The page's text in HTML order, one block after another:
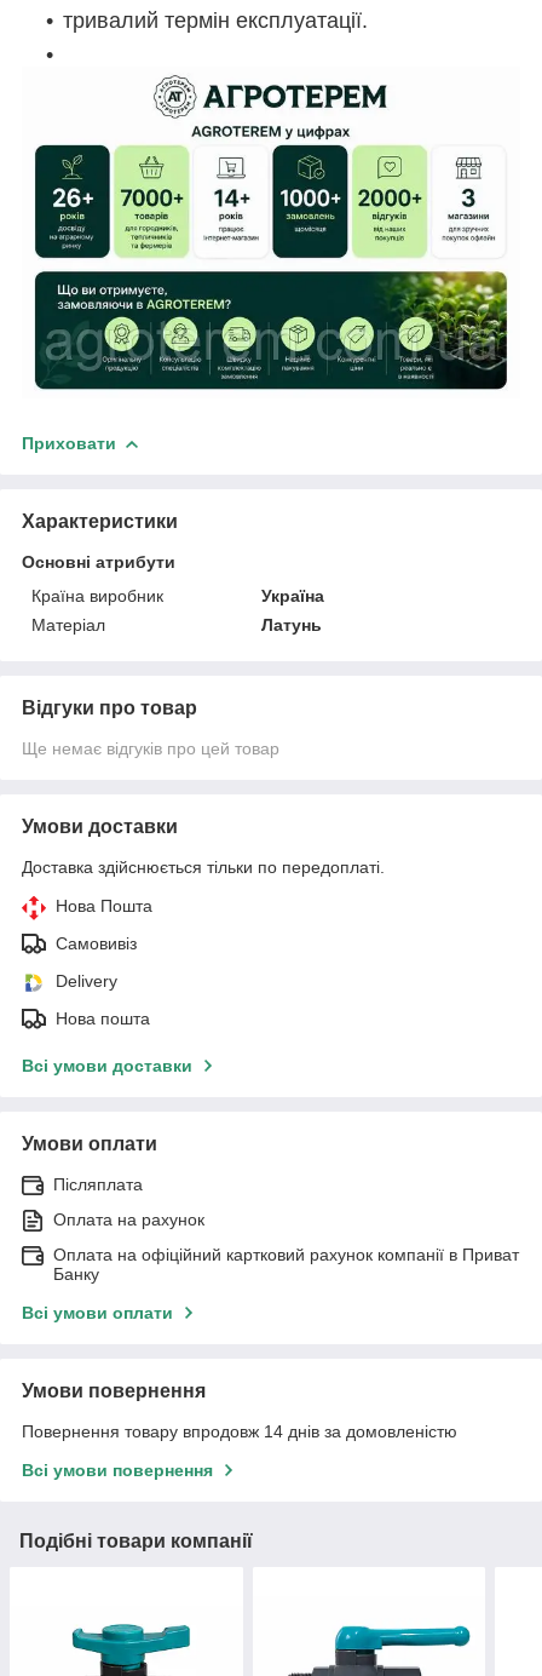
тривалий термін експлуатації.
Приховати
Характеристики
Основні атрибути
Країна виробник
Україна
Матеріал
Латунь
Відгуки про товар
Ще немає відгуків про цей товар
Умови доставки
Доставка здійснюється тільки по передоплаті.
Нова Пошта
Самовивіз
Delivery
Нова пошта
Всі умови доставки
Умови оплати
Післяплата
Оплата на рахунок
Оплата на офіційний картковий рахунок компанії в Приват
Банку
Всі умови оплати
Умови повернення
Повернення товару впродовж 14 днів за домовленістю
Всі умови повернення
Подібні товари компанії